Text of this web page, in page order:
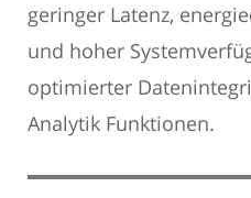
geringer Latenz,
und hoher
optimierter
Analytik Funktionen.